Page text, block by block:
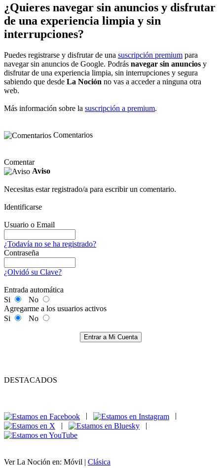
¿Quieres navegar sin anuncios y disfrutar
de una experiencia limpia y sin
interrupciones?
Puedes registrarse y disfrutar de una suscripción premium para
navegar sin anuncios de Google. Podrás navegar sin anuncios y
disfrutar de una experiencia limpia, sin interrupciones y segura
sabiendo que desde La Noción no vas a acceder a ninguna otra
web.
Más información sobre la suscripción a premium.
Comentarios
Comentar
Aviso
Necesitas estar registrado/a para escribir un comentario.
Identificarse
Usuario o Email
¿Todavía no se ha registrado?
Contraseña
¿Olvidó su Clave?
Entrada automática
Si
No
Agregarme a los usuarios activos
Si
No
Entrar a Mi Cuenta
DESTACADOS
|
|
|
|
Ver La Noción en: Móvil | Clásica